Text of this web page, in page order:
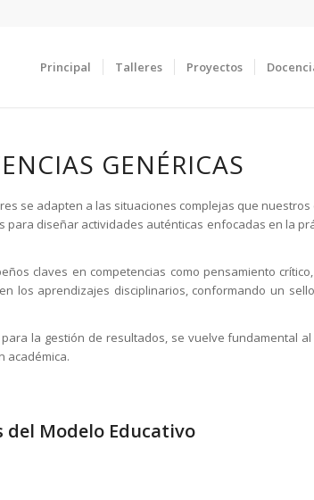
Principal Talleres Proyectos
GENÉRICAS
se adapten a las situaciones complejas que
diseñar actividades auténticas enfocadas en la
claves en competencias como pensamiento
los aprendizajes disciplinarios, conformando un
la gestión de resultados, se vuelve fundamental
académica.
del Modelo Educativo